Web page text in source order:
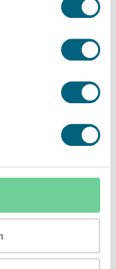
Een
elektronisch slot.
door KluisLab.
inbraak- al
kluis: